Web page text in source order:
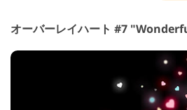
オーバーレイハート #7